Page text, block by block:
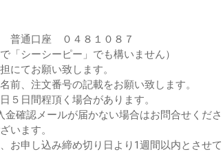
普通口座 ０４８１０８７
「シーシーピー」でも構いません）
にてお願い致します。
前、注文番号の記載をお願い致します。
５日間程頂く場合があります。
金確認メールが届かない場合はお問合せくだ
います。
お申し込み締め切り日より1週間以内とさせ